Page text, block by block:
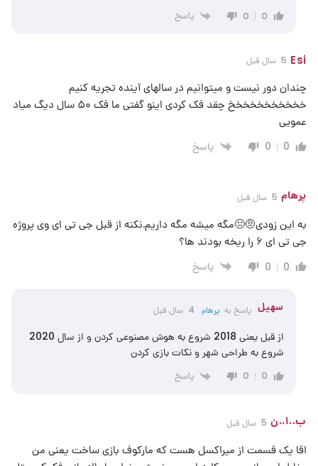
0
0 پاسخ
Esi 5 سال قبل
چندان دور نیست و میتوانیم در سالهای آینده تجریه کنیم
خخخخخخخخخخخ چقد فک کردی اینو گفتی ما فک ۵۰ سال دیگ میاد
عمویی
0
0 پاسخ
پرهام 5 سال قبل
به این زودی🤨😐مگه میشه مگه داریم.نکنه از قبل جی تی ای وی پروژه
جی تی ای ۶ را ریخه بودند ها؟
0
0 پاسخ
سهیل پاسخ به پرهام 4 سال قبل
از قبل یعنی 2018 شروع به هوش مصنوعی کردن و از سال 2020
شروع به طراحی شهر و نکات بازی کردن
0
0 پاسخ
ب..ا..ن 5 سال قبل
اقا یک قسمت از میراکسل هست که مارکوف بازی ساخت یعنی من